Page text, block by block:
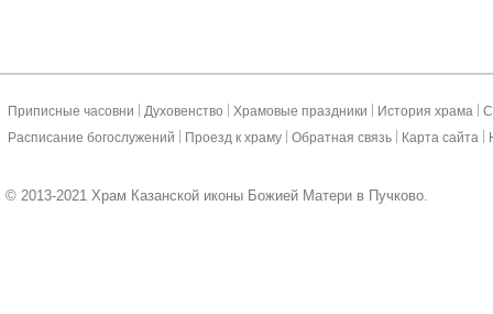
Приписные часовни Духовенство Храмовые праздники История храма
Расписание богослужений
Проезд к храму Обратная связь Карта сайта
© 2013-2021 Храм Казанской иконы Божией Матери в Пучково.